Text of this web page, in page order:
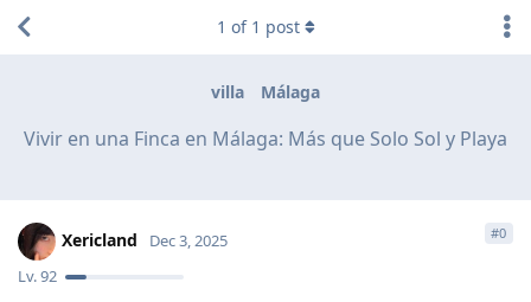
villa Málaga
Vivir en una Finca en Málaga: Más que Solo Sol y Playa
1 of 1 post
Xericland
Lv.92
Dec 3, 2025 #0